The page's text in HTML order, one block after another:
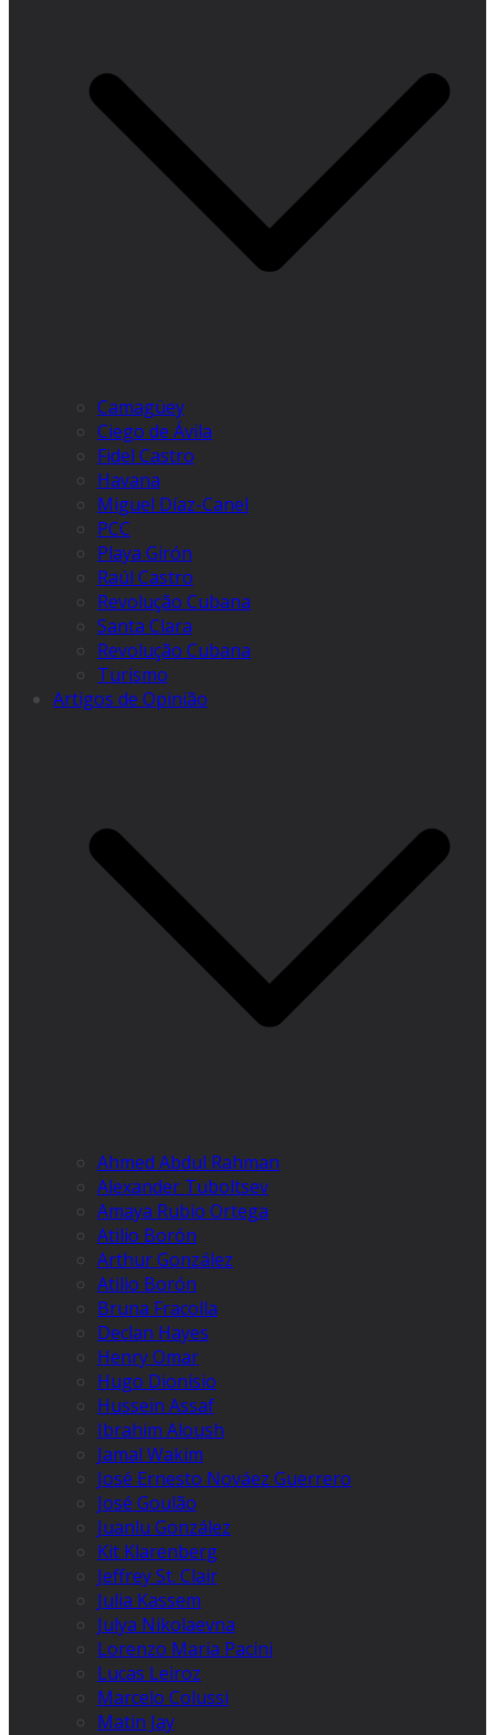
Camagüey
Ciego de Ávila
Fidel Castro
Havana
Miguel Díaz-Canel
PCC
Playa Girón
Raúl Castro
Revolução Cubana
Santa Clara
Revolução Cubana
Turismo
Artigos de Opinião
Ahmed Abdul Rahman
Alexander Tuboltsev
Amaya Rubio Ortega
Atilio Borón
Arthur González
Atilio Borón
Bruna Fracolla
Declan Hayes
Henry Omar
Hugo Dionísio
Hussein Assaf
Ibrahim Aloush
Jamal Wakim
José Ernesto Nováez Guerrero
José Goulão
Juanlu González
Kit Klarenberg
Jeffrey St. Clair
Julia Kassem
Julya Nikolaevna
Lorenzo Maria Pacini
Lucas Leiroz
Marcelo Colussi
Matin Jay